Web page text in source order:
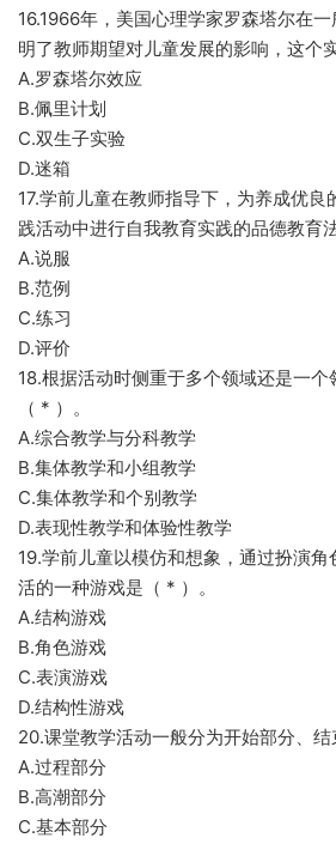
16.1966年，美国心理学家罗森塔尔在
明了教师期望对儿童发展的影响，这个
A.罗森塔尔效应
B.佩里计划
C.双生子实验
D.迷箱
17.学前儿童在教师指导下，为养成优良
践活动中进行自我教育实践的品德教育
A.说服
B.范例
C.练习
D.评价
18.根据活动时侧重于多个领域还是一
（ * ）。
A.综合教学与分科教学
B.集体教学和小组教学
C.集体教学和个别教学
D.表现性教学和体验性教学
19.学前儿童以模仿和想象，通过扮演
活的一种游戏是（ * ）。
A.结构游戏
B.角色游戏
C.表演游戏
D.结构性游戏
20.课堂教学活动一般分为开始部分、结
A.过程部分
B.高潮部分
C.基本部分